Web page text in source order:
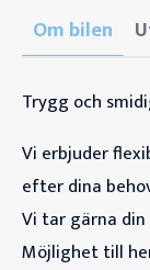
Om bilen
Trygg och
Vi erbjuder
efter dina
Vi tar gärna
Möjlighet till